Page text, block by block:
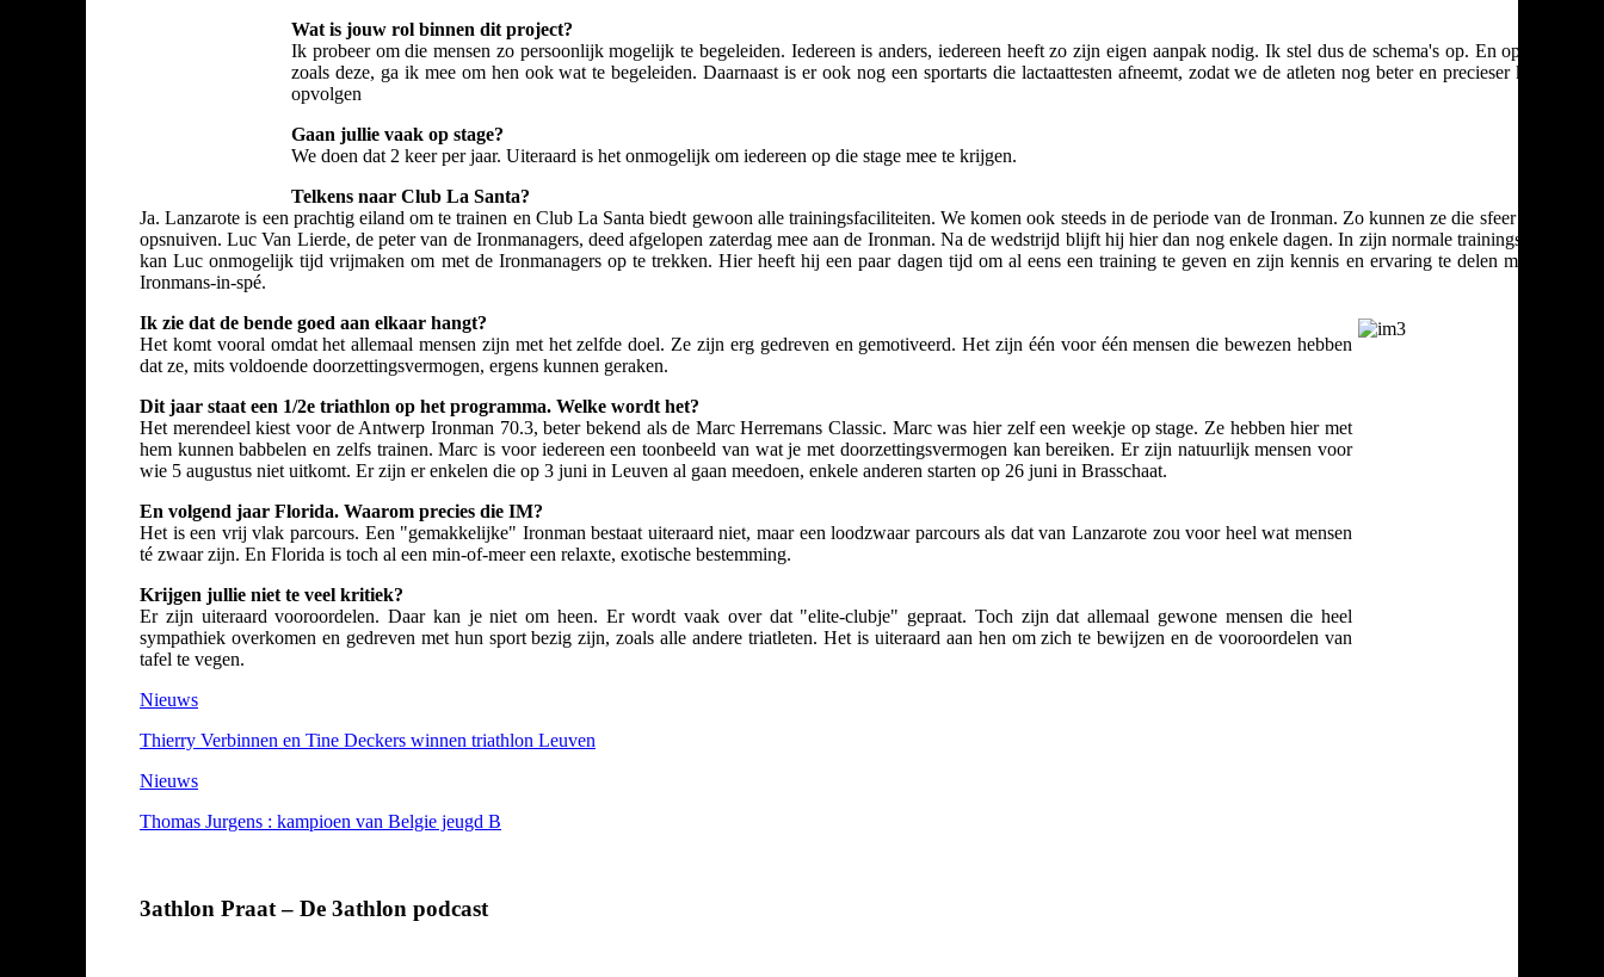
Wat is jouw rol binnen dit project?
Ik probeer om die mensen zo persoonlijk mogelijk te begeleiden. Iedereen is anders, iedereen heeft zo zijn eigen aanpak nodig. Ik stel dus de schema's op. En op stages
zoals deze, ga ik mee om hen ook wat te begeleiden. Daarnaast is er ook nog een sportarts die lactaattesten afneemt, zodat we de atleten nog beter en precieser kunnen
opvolgen
Gaan jullie vaak op stage?
We doen dat 2 keer per jaar. Uiteraard is het onmogelijk om iedereen op die stage mee te krijgen.
Telkens naar Club La Santa?
Ja. Lanzarote is een prachtig eiland om te trainen en Club La Santa biedt gewoon alle trainingsfaciliteiten. We komen ook steeds in de periode van de Ironman. Zo kunnen ze die sfeer al eens
opsnuiven. Luc Van Lierde, de peter van de Ironmanagers, deed afgelopen zaterdag mee aan de Ironman. Na de wedstrijd blijft hij hier dan nog enkele dagen. In zijn normale trainingsweken
kan Luc onmogelijk tijd vrijmaken om met de Ironmanagers op te trekken. Hier heeft hij een paar dagen tijd om al eens een training te geven en zijn kennis en ervaring te delen met deze
Ironmans-in-spé.
Ik zie dat de bende goed aan elkaar hangt?
Het komt vooral omdat het allemaal mensen zijn met het zelfde doel. Ze zijn erg gedreven en gemotiveerd. Het zijn één voor één mensen die bewezen hebben
dat ze, mits voldoende doorzettingsvermogen, ergens kunnen geraken.
Dit jaar staat een 1/2e triathlon op het programma. Welke wordt het?
Het merendeel kiest voor de Antwerp Ironman 70.3, beter bekend als de Marc Herremans Classic. Marc was hier zelf een weekje op stage. Ze hebben hier met
hem kunnen babbelen en zelfs trainen. Marc is voor iedereen een toonbeeld van wat je met doorzettingsvermogen kan bereiken. Er zijn natuurlijk mensen voor
wie 5 augustus niet uitkomt. Er zijn er enkelen die op 3 juni in Leuven al gaan meedoen, enkele anderen starten op 26 juni in Brasschaat.
En volgend jaar Florida. Waarom precies die IM?
Het is een vrij vlak parcours. Een "gemakkelijke" Ironman bestaat uiteraard niet, maar een loodzwaar parcours als dat van Lanzarote zou voor heel wat mensen
té zwaar zijn. En Florida is toch al een min-of-meer een relaxte, exotische bestemming.
Krijgen jullie niet te veel kritiek?
Er zijn uiteraard vooroordelen. Daar kan je niet om heen. Er wordt vaak over dat "elite-clubje" gepraat. Toch zijn dat allemaal gewone mensen die heel
sympathiek overkomen en gedreven met hun sport bezig zijn, zoals alle andere triatleten. Het is uiteraard aan hen om zich te bewijzen en de vooroordelen van
tafel te vegen.
Nieuws
Thierry Verbinnen en Tine Deckers winnen triathlon Leuven
Nieuws
Thomas Jurgens : kampioen van Belgie jeugd B
3athlon Praat – De 3athlon podcast